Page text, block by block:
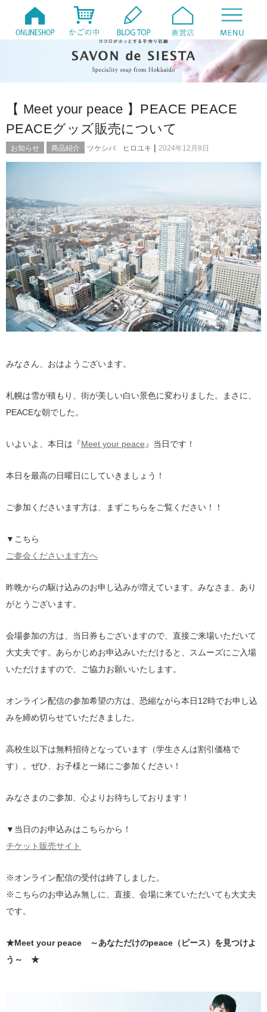
【 Meet your peace 】PEACE PEACE
PEACEグッズ販売について
お知らせ 商品紹介 ツケシバ ヒロユキ | 2024年12月8日
みなさん、おはようございます。
札幌は雪が積もり、街が美しい白い景色に変わりました。まさに、
PEACEな朝でした。
いよいよ、本日は『Meet your peace』当日です！
本日を最高の日曜日にしていきましょう！
ご参加くださいます方は、まずこちらをご覧ください！！
▼こちら
ご参会くださいます方へ
昨晩からの駆け込みのお申し込みが増えています。みなさま、あり
がとうございます。
会場参加の方は、当日券もございますので、直接ご来場いただいて
大丈夫です。あらかじめお申込みいただけると、スムーズにご入場
いただけますので、ご協力お願いいたします。
オンライン配信の参加希望の方は、恐縮ながら本日12時でお申し込
みを締め切らせていただきました。
高校生以下は無料招待となっています（学生さんは割引価格で
す）。ぜひ、お子様と一緒にご参加ください！
みなさまのご参加、心よりお待ちしております！
▼当日のお申込みはこちらから！
チケット販売サイト
※オンライン配信の受付は終了しました。
※こちらのお申込み無しに、直接、会場に来ていただいても大丈夫
です。
★Meet your peace ～あなただけのpeace（ピース）を見つけよ
う～ ★